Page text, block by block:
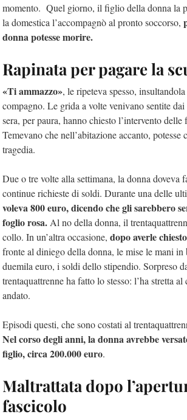
momento. Quel giorno, il figlio della donna la
la domestica l’accompagnò al pronto soccorso,
donna potesse morire.
Rapinata per pagare la
«Ti ammazzo», le ripeteva spesso,
compagno. Le grida a volte venivano sentite
sera, per paura, hanno chiesto l’intervento delle
Temevano che nell’abitazione accanto, potesse
tragedia.
Due o tre volte alla settimana, la donna doveva
continue richieste di soldi. Durante una delle
voleva 800 euro, dicendo che gli sarebbero
foglio rosa. Al no della donna, il
collo. In un’altra occasione, dopo averle
fronte al diniego della donna, le mise le mani in
duemila euro, i soldi dello stipendio. Sorpreso
trentaquattrenne ha fatto lo stesso: l’ha stretta al
andato.
Episodi questi, che sono costati al
Nel corso degli anni, la donna avrebbe
figlio, circa 200.000 euro.
Maltrattata dopo
fascicolo